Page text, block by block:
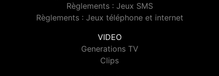
Règlements : Jeux SMS
Règlements : Jeux téléphone et internet
VIDEO
Generations TV
Clips